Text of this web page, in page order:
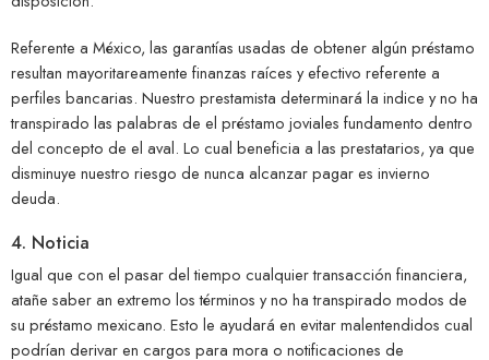
Referente a México, las garantías usadas de obtener algún préstamo
resultan mayoritareamente finanzas raíces y efectivo referente a
perfiles bancarias. Nuestro prestamista determinará la indice y no ha
transpirado las palabras de el préstamo joviales fundamento dentro
del concepto de el aval. Lo cual beneficia a las prestatarios, ya que
disminuye nuestro riesgo de nunca alcanzar pagar es invierno
deuda.
4. Noticia
Igual que con el pasar del tiempo cualquier transacción financiera,
atañe saber an extremo los términos y no ha transpirado modos de
su préstamo mexicano. Esto le ayudará en evitar malentendidos cual
podrían derivar en cargos para mora o notificaciones de